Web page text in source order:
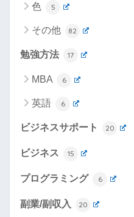
色 5
その他 82
勉強方法 17
MBA 6
英語 6
ビジネスサポート 20
ビジネス 15
プログラミング 6
副業/副収入 20